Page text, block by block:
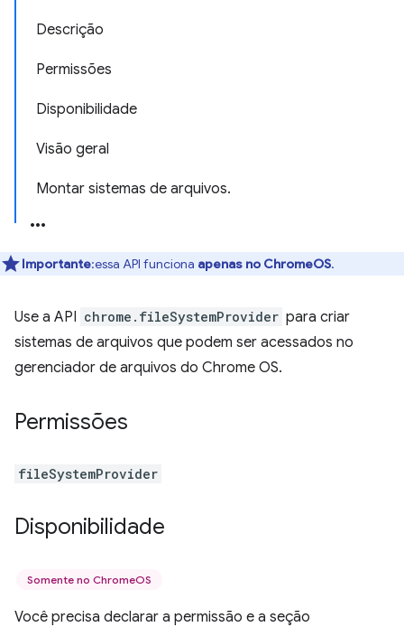
Descrição
Permissões
Disponibilidade
Visão geral
Montar sistemas de arquivos.
Importante:essa API funciona apenas no ChromeOS.
Use a API chrome.fileSystemProvider para criar
sistemas de arquivos que podem ser acessados no
gerenciador de arquivos do Chrome OS.
Permissões
fileSystemProvider
Disponibilidade
Somente no ChromeOS
Você precisa declarar a permissão e a seção